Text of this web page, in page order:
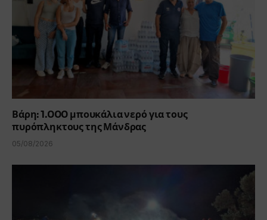
Βάρη: 1.000 μπουκάλια νερό για τους
πυρόπληκτους της Μάνδρας
05/08/2026